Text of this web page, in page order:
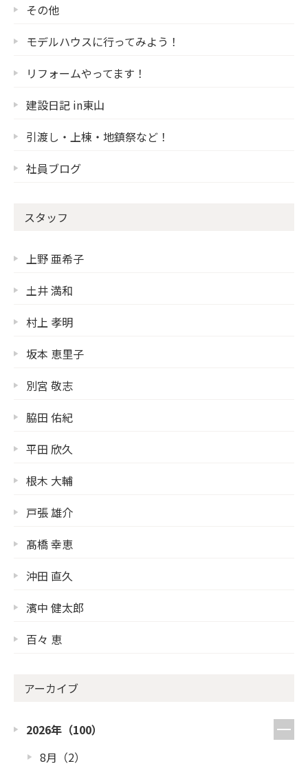
その他
モデルハウスに行ってみよう！
リフォームやってます！
建設日記 in東山
引渡し・上棟・地鎮祭など！
社員ブログ
スタッフ
上野 亜希子
土井 満和
村上 孝明
坂本 恵里子
別宮 敬志
脇田 佑紀
平田 欣久
根木 大輔
戸張 雄介
髙橋 幸恵
沖田 直久
濱中 健太郎
百々 恵
アーカイブ
2026年（100）
8月（2）